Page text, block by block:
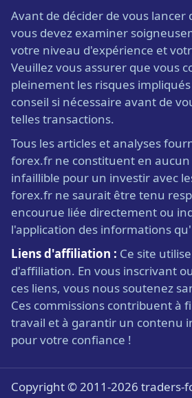
Avant de décider de vous lancer
vous devez examiner
votre niveau d'expérience et
Veuillez vous assurer que vous
pleinement les risques
conseil si nécessaire avant de
telles transactions.
Tous les articles et analyses
forex.fr ne constituent en aucun
infaillible pour un investir avec
forex.fr ne saurait être tenu
encourue liée directement ou
l'application des informations
Liens d'affiliation : Ce site
d'affiliation. En vous inscrivant
ces liens, vous nous soutenez
Ces commissions contribuent à
travail et à garantir un contenu
pour votre confiance !
Copyright © 2011-2026 traders-